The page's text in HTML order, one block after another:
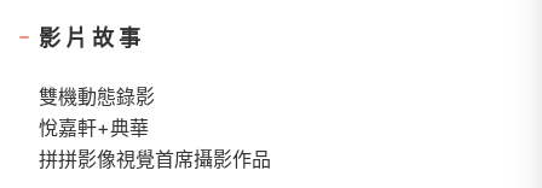
影片故事
雙機動態錄影
悅嘉軒+典華
拼拼影像視覺首席攝影作品